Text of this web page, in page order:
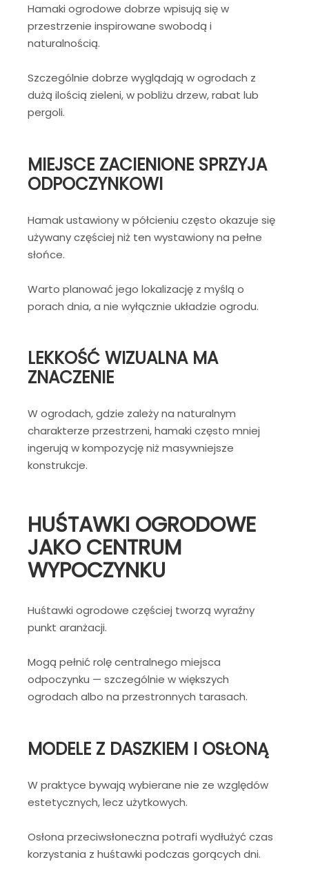
Hamaki ogrodowe dobrze wpisują się w
przestrzenie inspirowane swobodą i
naturalnością.
Szczególnie dobrze wyglądają w ogrodach z
dużą ilością zieleni, w pobliżu drzew, rabat lub
pergoli.
MIEJSCE ZACIENIONE SPRZYJA
ODPOCZYNKOWI
Hamak ustawiony w półcieniu często okazuje się
używany częściej niż ten wystawiony na pełne
słońce.
Warto planować jego lokalizację z myślą o
porach dnia, a nie wyłącznie układzie ogrodu.
LEKKOŚĆ WIZUALNA MA
ZNACZENIE
W ogrodach, gdzie zależy na naturalnym
charakterze przestrzeni, hamaki często mniej
ingerują w kompozycję niż masywniejsze
konstrukcje.
HUŚTAWKI OGRODOWE
JAKO CENTRUM
WYPOCZYNKU
Huśtawki ogrodowe częściej tworzą wyraźny
punkt aranżacji.
Mogą pełnić rolę centralnego miejsca
odpoczynku — szczególnie w większych
ogrodach albo na przestronnych tarasach.
MODELE Z DASZKIEM I OSŁONĄ
W praktyce bywają wybierane nie ze względów
estetycznych, lecz użytkowych.
Osłona przeciwsłoneczna potrafi wydłużyć czas
korzystania z huśtawki podczas gorących dni.